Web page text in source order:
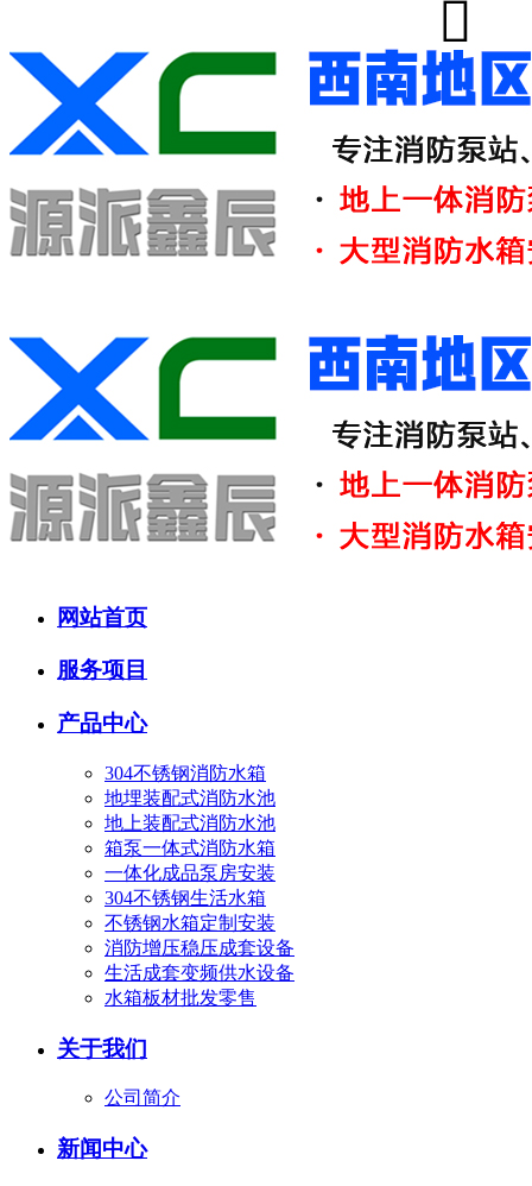
网站首页
服务项目
产品中心
304不锈钢消防水箱
地埋装配式消防水池
地上装配式消防水池
箱泵一体式消防水箱
一体化成品泵房安装
304不锈钢生活水箱
不锈钢水箱定制安装
消防增压稳压成套设备
生活成套变频供水设备
水箱板材批发零售
关于我们
公司简介
新闻中心